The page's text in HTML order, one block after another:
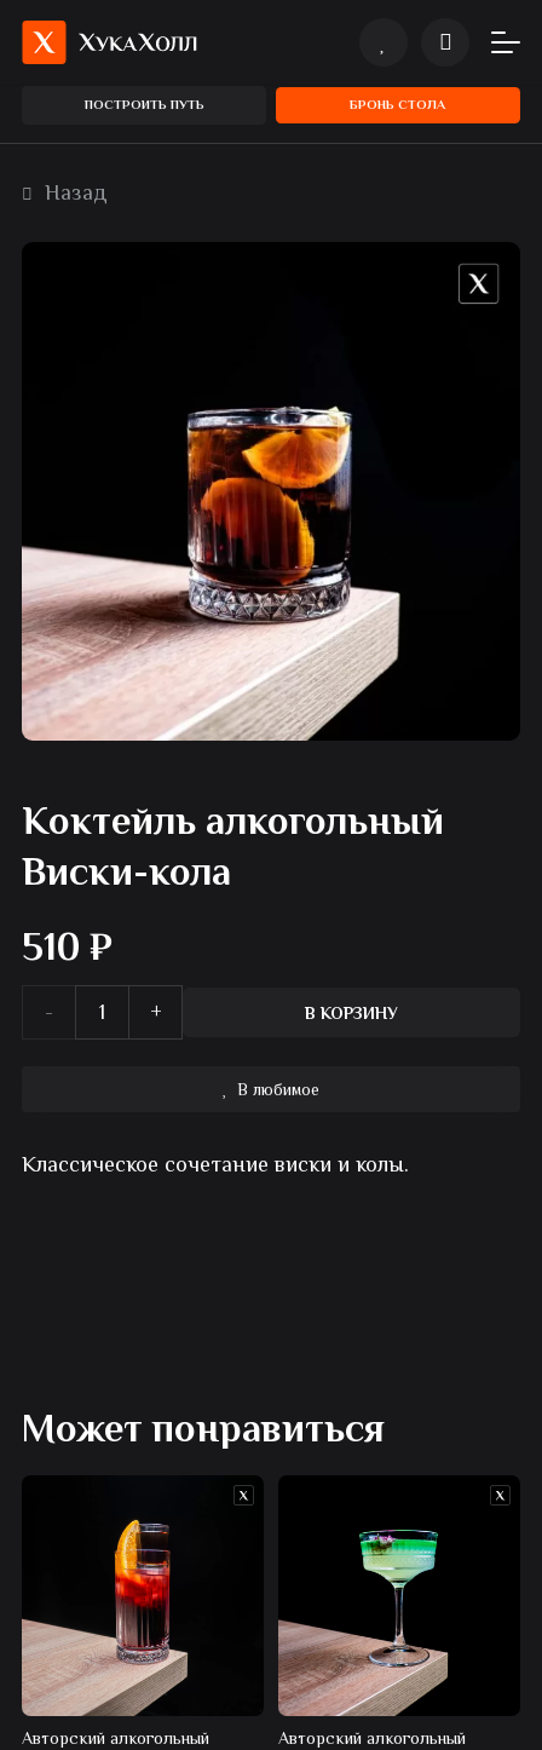
ПОСТРОИТЬ ПУТЬ БРОНЬ СТОЛА
Назад
Коктейль алкогольный
Виски-кола
510 ₽
Количество
алкогольный
В КОРЗИНУ
В любимое
Классическое сочетание виски и колы.
Может понравиться
Авторский алкогольный
Авторский алкогольный